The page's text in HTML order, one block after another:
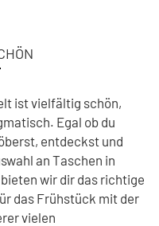
ist vielfältig schön,
Egal ob du
entdeckst und
an Taschen in
wir dir das richtige
das Frühstück mit der
vielen